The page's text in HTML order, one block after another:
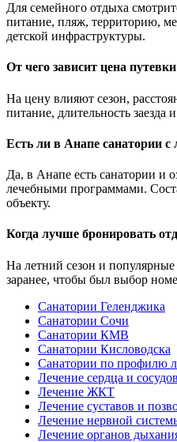
Для семейного отдыха
питание, пляж, территорию,
детской инфраструктуры.
От чего зависит цена
На цену влияют сезон,
питание, длительность заезда
Есть ли в Анапе санатории с
Да, в Анапе есть санатории и
лечебными программами.
объекту.
Когда лучше бронировать
На летний сезон и
заранее, чтобы был выбор
Санатории Геленджика
Санатории Сочи
Санатории КМВ
Санатории Кисловодска
Санатории по профилю
Лечение сердца и сосудов
Лечение ЖКТ
Лечение суставов и
Лечение нервной
Лечение органов